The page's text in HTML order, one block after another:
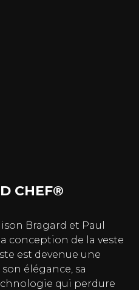
CHEF®
Bragard et Paul
conception de la veste
est devenue une
élégance, sa
qui perdure